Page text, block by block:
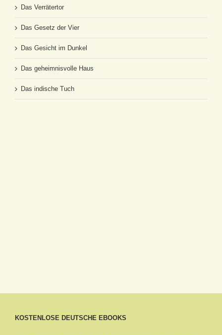
Das Verrätertor
Das Gesetz der Vier
Das Gesicht im Dunkel
Das geheimnisvolle Haus
Das indische Tuch
KOSTENLOSE DEUTSCHE EBOOKS